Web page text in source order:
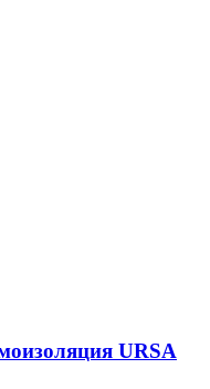
URSA